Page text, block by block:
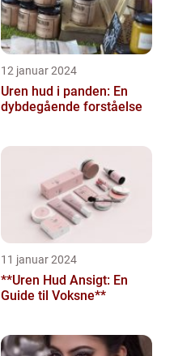
12 januar 2024
Uren hud i panden: En
dybdegående forståelse
11 januar 2024
**Uren Hud Ansigt: En
Guide til Voksne**